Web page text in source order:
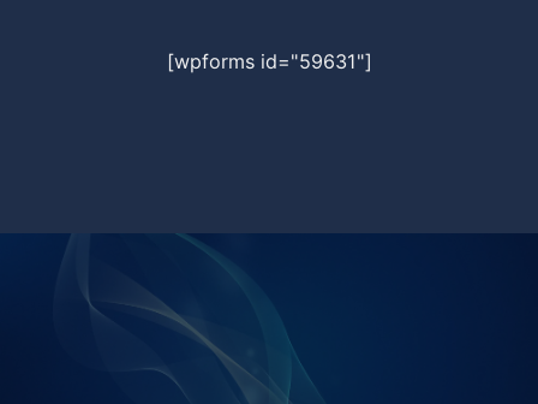
[wpforms id="59631"]